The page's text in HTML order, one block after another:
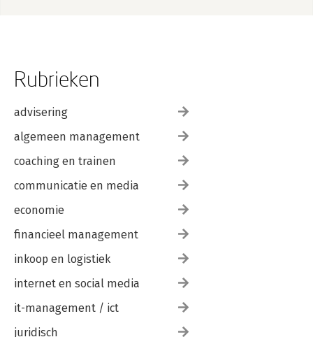
Rubrieken
advisering
algemeen management
coaching en trainen
communicatie en media
economie
financieel management
inkoop en logistiek
internet en social media
it-management / ict
juridisch